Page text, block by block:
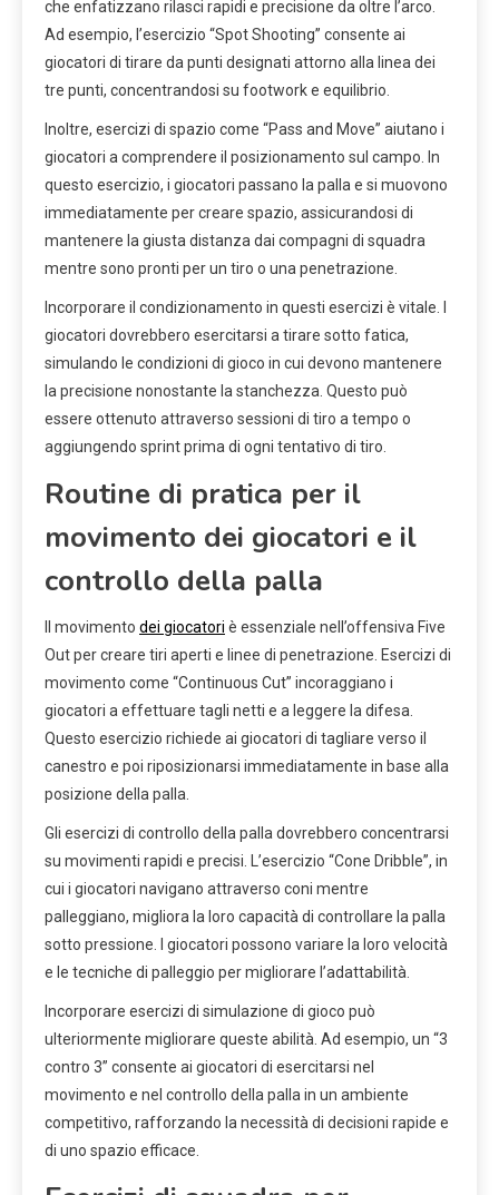
che enfatizzano rilasci rapidi e precisione da oltre l’arco.
Ad esempio, l’esercizio “Spot Shooting” consente ai
giocatori di tirare da punti designati attorno alla linea dei
tre punti, concentrandosi su footwork e equilibrio.
Inoltre, esercizi di spazio come “Pass and Move” aiutano i
giocatori a comprendere il posizionamento sul campo. In
questo esercizio, i giocatori passano la palla e si muovono
immediatamente per creare spazio, assicurandosi di
mantenere la giusta distanza dai compagni di squadra
mentre sono pronti per un tiro o una penetrazione.
Incorporare il condizionamento in questi esercizi è vitale. I
giocatori dovrebbero esercitarsi a tirare sotto fatica,
simulando le condizioni di gioco in cui devono mantenere
la precisione nonostante la stanchezza. Questo può
essere ottenuto attraverso sessioni di tiro a tempo o
aggiungendo sprint prima di ogni tentativo di tiro.
Routine di pratica per il
movimento dei giocatori e il
controllo della palla
Il movimento dei giocatori è essenziale nell’offensiva Five
Out per creare tiri aperti e linee di penetrazione. Esercizi di
movimento come “Continuous Cut” incoraggiano i
giocatori a effettuare tagli netti e a leggere la difesa.
Questo esercizio richiede ai giocatori di tagliare verso il
canestro e poi riposizionarsi immediatamente in base alla
posizione della palla.
Gli esercizi di controllo della palla dovrebbero concentrarsi
su movimenti rapidi e precisi. L’esercizio “Cone Dribble”, in
cui i giocatori navigano attraverso coni mentre
palleggiano, migliora la loro capacità di controllare la palla
sotto pressione. I giocatori possono variare la loro velocità
e le tecniche di palleggio per migliorare l’adattabilità.
Incorporare esercizi di simulazione di gioco può
ulteriormente migliorare queste abilità. Ad esempio, un “3
contro 3” consente ai giocatori di esercitarsi nel
movimento e nel controllo della palla in un ambiente
competitivo, rafforzando la necessità di decisioni rapide e
di uno spazio efficace.